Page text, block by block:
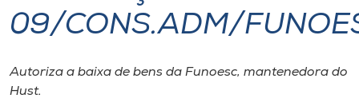
I.nova
Diplomados
09/CONS.ADM/
Autoriza a baixa de bens da Funoesc, mantenedora do
Hust.